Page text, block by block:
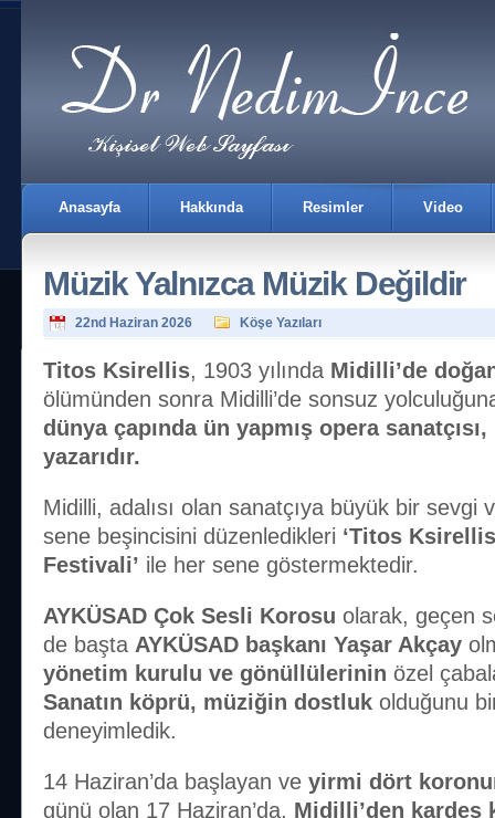
Anasayfa Hakkında Resimler Video
İletişim
Müzik Yalnızca Müzik Değildir
22nd Haziran 2026 Köşe Yazıları
Titos Ksirellis, 1903 yılında Midilli’de
ölümünden sonra Midilli’de sonsuz
dünya çapında ün yapmış opera
yazarıdır.
Midilli, adalısı olan sanatçıya büyük bir sevgi
sene beşincisini düzenledikleri ‘Titos
Festivali’ ile her sene göstermektedir.
AYKÜSAD Çok Sesli Korosu olarak, geçen
de başta AYKÜSAD başkanı Yaşar Akçay
yönetim kurulu ve gönüllülerinin özel
Sanatın köprü, müziğin dostluk olduğunu
deneyimledik.
14 Haziran’da başlayan ve yirmi dört
günü olan 17 Haziran’da, Midilli’den kardeş